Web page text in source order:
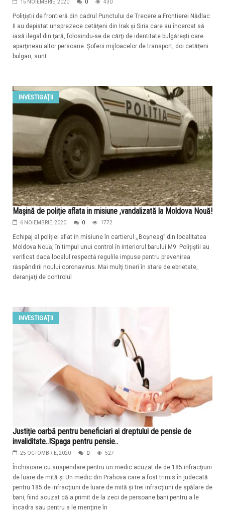
15 NOIEMBRIE, 2020 0 430
Poliţiştii de frontieră din cadrul Punctului de Trecere a Frontierei Nădlac
II au depistat unsprezece cetăţeni din Irak şi Siria care au încercat să
iasă ilegal din ţară, folosindu-se de cărţi de identitate bulgăreşti care
aparţineau altor persoane. Şoferii mijloacelor de transport, doi cetățeni
bulgari, sunt
INVESTIGAŢII
Maşină de poliţie aflata in misiune ,vandalizată la Moldova Nouă!
6 NOIEMBRIE, 2020 0 1772
Echipaj al poliţiei aflat în misiune în cartierul ,,Boşneag” din localitatea
Moldova Nouă, în timpul unui control în interiorul barului M9. Polițiştii au
verificat dacă localul respectă regulile impuse pentru prevenirea
răspândirii noului coronavirus. Mai mulţi tineri în stare de ebrietate,
deranjaţi de controlul
INVESTIGAŢII
Justiție oarbă pentru beneficiari ai dreptului de pensie de
invaliditate..!Spaga pentru pensie..
25 OCTOMBRIE, 2020 0 527
Închisoare cu suspendare pentru un medic acuzat de de 185 infracţiuni
de luare de mită și Un medic din Prahova care a fost trimis în judecată
pentru 185 de infracţiuni de luare de mită şi trei infracţiuni de spălare de
bani, fiind acuzat că a primit de la zeci de persoane bani pentru a le
încadra sau pentru a le menţine în